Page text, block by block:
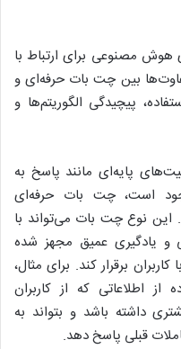
هوش مصنوعی برای ارتباط با
بین چت بات حرفه‌ای و
پیچیدگی الگوریتم‌ها و
پایه‌ای مانند پاسخ به
است، چت بات حرفه‌ای
این نوع چت بات می‌تواند با
یادگیری عمیق مجهز شده
برقرار کند. برای مثال،
اطلاعاتی که از کاربران
داشته باشد و بتواند به
قبلی پاسخ دهد.